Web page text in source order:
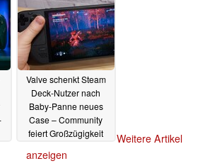
Valve schenkt Steam
Deck-Nutzer nach
Baby-Panne neues
Case – Community
feiert Großzügigkeit
Weitere Artikel
anzeigen